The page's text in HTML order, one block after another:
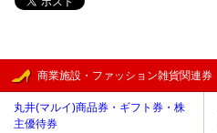
商業施設・ファッション雑貨関連券
丸井(マルイ)商品券・ギフト券・株
主優待券